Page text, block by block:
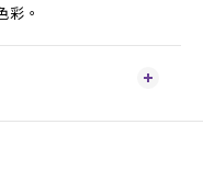
彩。